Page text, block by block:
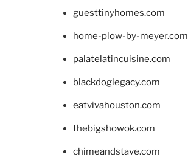
guesttinyhomes.com
home-plow-by-meyer.com
palatelatincuisine.com
blackdoglegacy.com
eatvivahouston.com
thebigshowok.com
chimeandstave.com